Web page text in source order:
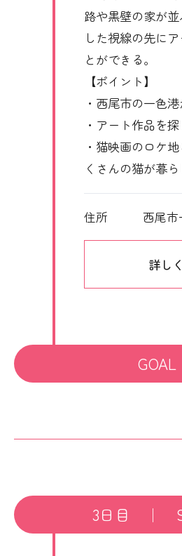
路や黒壁の家が
した視線の先に
とができる。
【ポイント】
・西尾市の一色
・アート作品を
・猫映画のロケ
くさんの猫が暮
住所 西尾市
詳し
GOAL
3日目 ｜